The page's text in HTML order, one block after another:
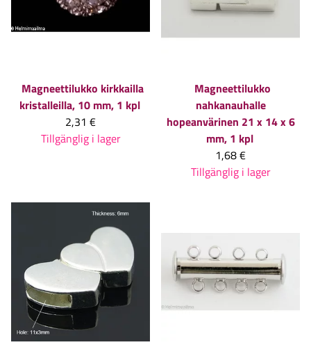
Magneettilukko kirkkailla
kristalleilla, 10 mm, 1 kpl
2,31 €
Tillgänglig i lager
Magneettilukko
nahkanauhalle
hopeanvärinen 21 x 14 x 6
mm, 1 kpl
1,68 €
Tillgänglig i lager